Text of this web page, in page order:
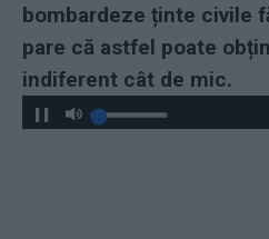
bombardeze ținte civile
pare că astfel poate
indiferent cât de mic.